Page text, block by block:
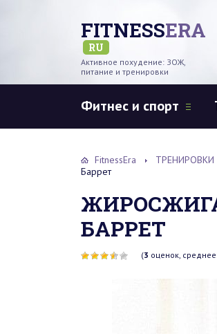
FITNESSERA
RU
Активное похудение: ЗОЖ,
питание и тренировки
Фитнес и спорт
FitnessEra
Баррет
БАРРЕТ
(3 оценок,